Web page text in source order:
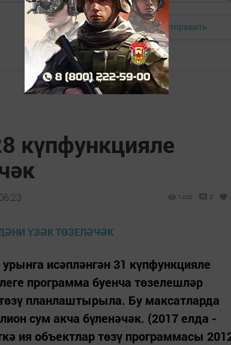
Авторизоваться Отправить
күпфункцияле
1400 0
исәпләнгән 31 күпфункцияле
программа буенча төзелешләр
планлаштырыла. Бу максатларда
сум акча бүленәчәк. (2017 елда -
ия объектлар төзү программасы